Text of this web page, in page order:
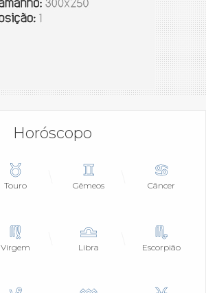
Horóscopo
Touro Gêmeos Câncer
Virgem Libra Escorpião